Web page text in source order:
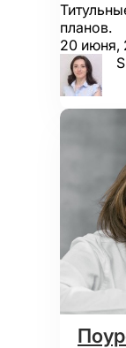
планов.
20 июня,